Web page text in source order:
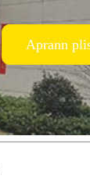
Aprann